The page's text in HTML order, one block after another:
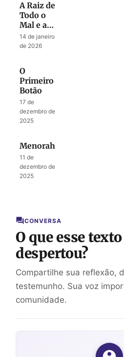
A Raiz de
Todo o
Mal e a
Chave
para Todo
14 de janeiro
de 2026
O
Primeiro
Botão
17 de
dezembro de
2025
Menorah
11 de
dezembro de
2025
CONVERSA
O que esse
despertou?
Compartilhe sua reflexão,
testemunho. Sua voz
comunidade.